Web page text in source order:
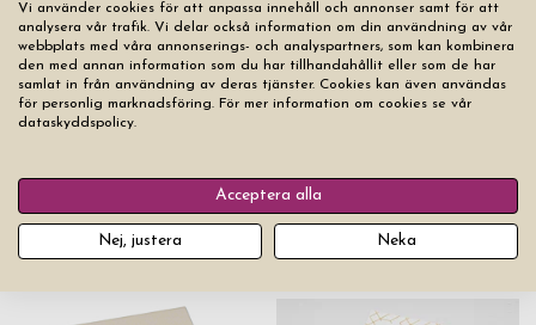
399,00 kr
Lägg produkten i varukorgen
Du kanske också gillar
Vi använder cookies för att anpassa innehåll och annonser samt för att
analysera vår trafik. Vi delar också information om din användning av vår
webbplats med våra annonserings- och analyspartners, som kan kombinera
den med annan information som du har tillhandahållit eller som de har
samlat in från användning av deras tjänster. Cookies kan även användas
för personlig marknadsföring. För mer information om cookies se vår
dataskyddspolicy.
Acceptera alla
Nej, justera Neka